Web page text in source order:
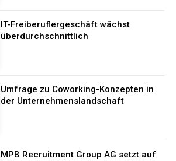
IT-Freiberuflergeschäft wächst
überdurchschnittlich
Umfrage zu Coworking-Konzepten in
der Unternehmenslandschaft
MPB Recruitment Group AG setzt auf